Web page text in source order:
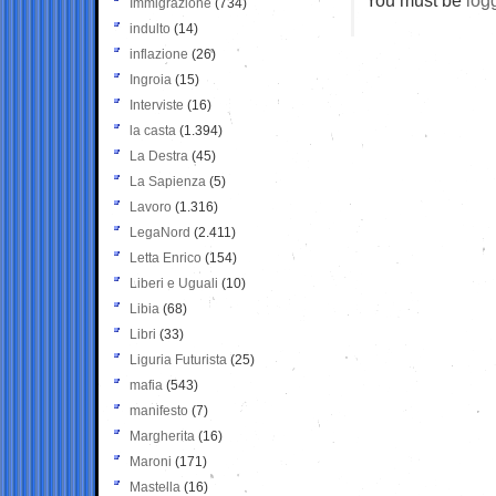
Immigrazione (734)
indulto (14)
inflazione (26)
Ingroia (15)
Interviste (16)
la casta (1.394)
La Destra (45)
La Sapienza (5)
Lavoro (1.316)
LegaNord (2.411)
Letta Enrico (154)
Liberi e Uguali (10)
Libia (68)
Libri (33)
Liguria Futurista (25)
mafia (543)
manifesto (7)
Margherita (16)
Maroni (171)
Mastella (16)